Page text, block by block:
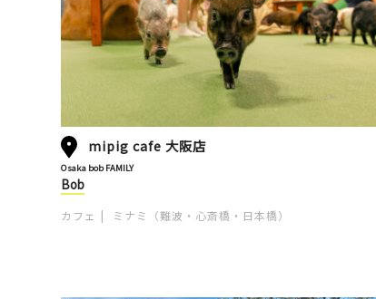
mipig cafe 大阪店
Osaka bob FAMILY
Bob
カフェ ミナミ（難波・心斎橋・日本橋）